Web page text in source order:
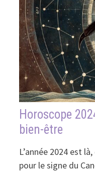
Horoscope
bien-être
L’année 2024 est
pour le signe du